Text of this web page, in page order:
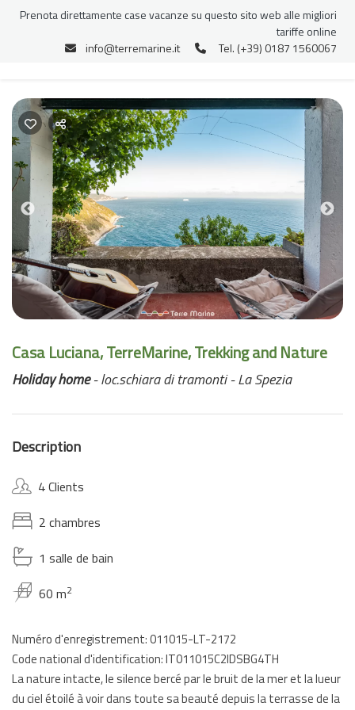
Previous
Casa Luciana, TerreMarine, Trekking and Nature
Holiday home- loc.schiara di tramonti - La Spezia
Description
4 Clients
2 chambres
1 salle de bain
60 m2
Numéro d'enregistrement: 011015-LT-2172
Code national d'identification: IT011015C2IDSBG4TH
La nature intacte, le silence bercé par le bruit de la mer et la lueur
du ciel étoilé à voir dans toute sa beauté depuis la terrasse de la
Prenota direttamente case vacanze su questo sito web alle migliori
tariffe online
info@terremarine.it
Tel. (+39) 0187 1560067